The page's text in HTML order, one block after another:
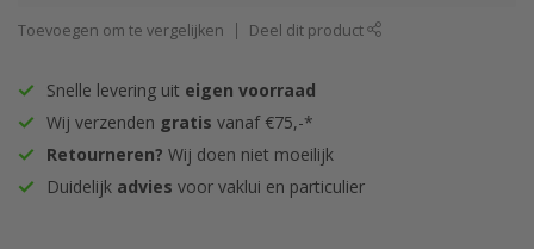
Toevoegen om te vergelijken Deel dit product
Snelle levering uit eigen voorraad
Wij verzenden gratis vanaf €75,-*
Retourneren? Wij doen niet moeilijk
Duidelijk advies voor vaklui en particulier